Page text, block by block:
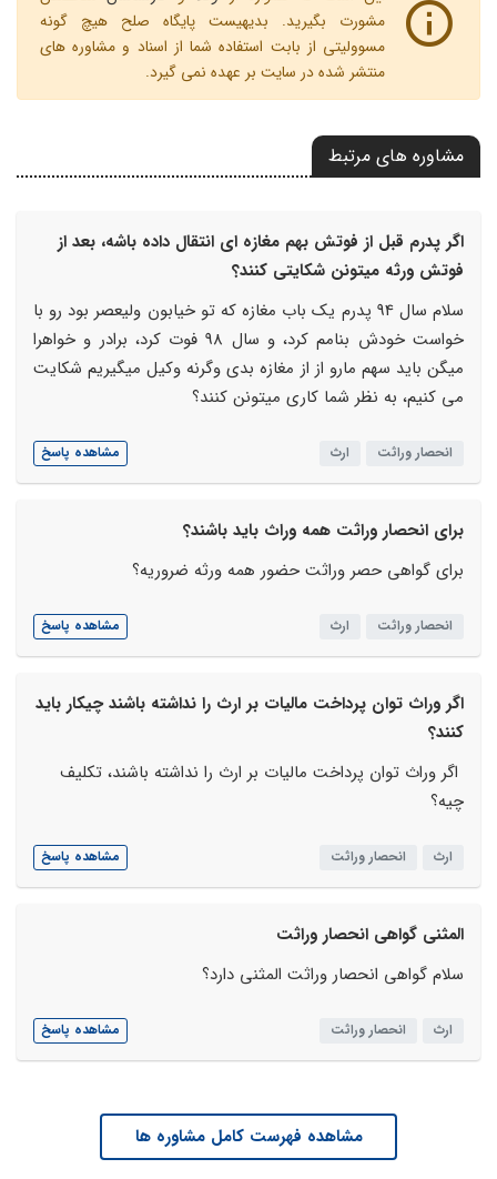
مشورت بگیرید. بدیهیست پایگاه صلح هیچ گونه
مسوولیتی از بابت استفاده شما از اسناد و مشاوره های
منتشر شده در سایت بر عهده نمی گیرد.
مشاوره های مرتبط
اگر پدرم قبل از فوتش بهم مغازه ای انتقال داده باشه، بعد از
فوتش ورثه میتونن شکایتی کنند؟
سلام سال 94 پدرم یک باب مغازه که تو خیابون ولیعصر بود رو با
خواست خودش بنامم کرد، و سال 98 فوت کرد، برادر و خواهرا
میگن باید سهم مارو از از مغازه بدی وگرنه وکیل میگیریم شکایت
می کنیم، به نظر شما کاری میتونن کنند؟
انحصار وراثت ارث مشاهده پاسخ
برای انحصار وراثت همه وراث باید باشند؟
برای گواهی حصر وراثت حضور همه ورثه ضروریه؟
انحصار وراثت ارث مشاهده پاسخ
اگر وراث توان پرداخت مالیات بر ارث را نداشته باشند چیکار باید
کنند؟
اگر وراث توان پرداخت مالیات بر ارث را نداشته باشند، تکلیف
چیه؟
ارث انحصار وراثت مشاهده پاسخ
المثنی گواهی انحصار وراثت
سلام گواهی انحصار وراثت المثنی دارد؟
ارث انحصار وراثت مشاهده پاسخ
مشاهده فهرست کامل مشاوره ها